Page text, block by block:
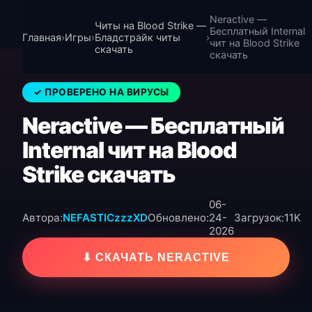
Главная›Игры›
Читы на Blood Strike —
Бладстрайк читы
скачать
›
Neractive —
Бесплатный Internal
чит на Blood Strike
скачать
✓ ПРОВЕРЕНО НА ВИРУСЫ
Neractive — Бесплатный
Internal чит на Blood
Strike скачать
Автора:NEFASTICzzzXDОбновлено:
06-
24-
2026
Загрузок:11K
⬇ СКАЧАТЬ NERACTIVE